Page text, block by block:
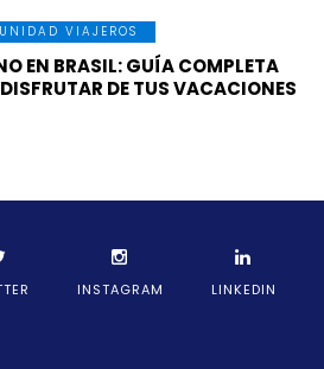
VIAJEROS
EN BRASIL: GUÍA COMPLETA
DE TUS VACACIONES
INSTAGRAM LINKEDIN